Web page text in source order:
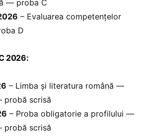
— proba C
– Evaluarea competențelor
D
2026:
– Limba și literatura română —
probă scrisă
– Proba obligatorie a profilului —
probă scrisă